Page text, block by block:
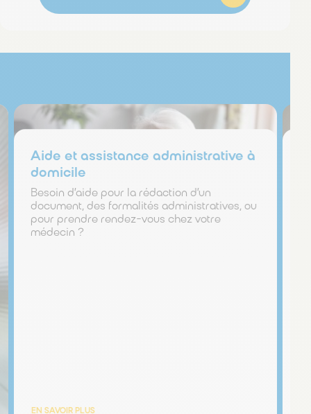
Aide et assistance administrative à
domicile
Besoin d’aide pour la rédaction d’un
document, des formalités administratives, ou
pour prendre rendez-vous chez votre
médecin ?
EN SAVOIR PLUS